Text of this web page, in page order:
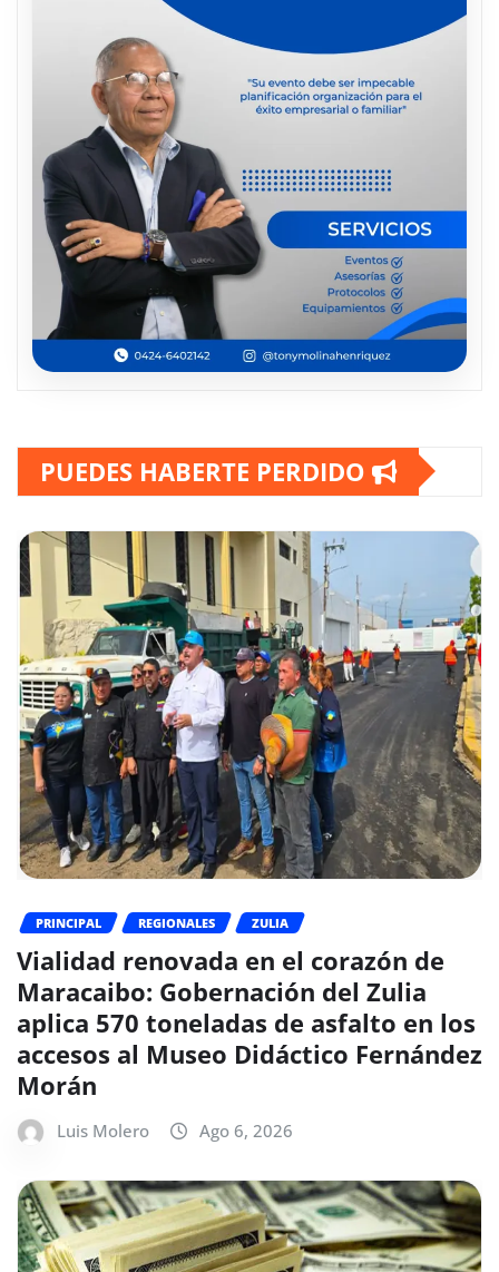
PUEDES HABERTE PERDIDO
PRINCIPAL REGIONALES ZULIA
Vialidad renovada en el corazón de
Maracaibo: Gobernación del Zulia
aplica 570 toneladas de asfalto en los
accesos al Museo Didáctico Fernández
Morán
Luis Molero Ago 6, 2026